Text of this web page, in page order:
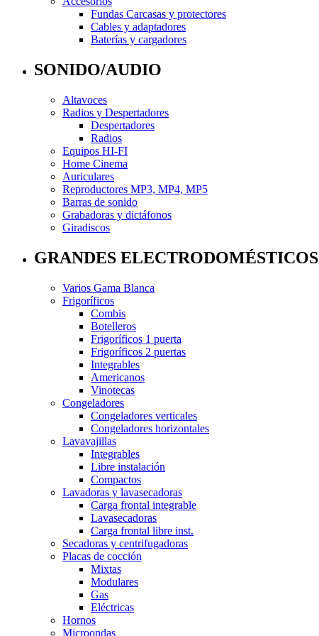
Fundas Carcasas y protectores
Cables y adaptadores
Baterías y cargadores
SONIDO/AUDIO
Altavoces
Radios y Despertadores
Despertadores
Radios
Equipos HI-FI
Home Cinema
Auriculares
Reproductores MP3, MP4, MP5
Barras de sonido
Grabadoras y dictáfonos
Giradiscos
GRANDES ELECTRODOMÉSTICOS
Varios Gama Blanca
Frigoríficos
Combis
Botelleros
Frigoríficos 1 puerta
Frigoríficos 2 puertas
Integrables
Americanos
Vinotecas
Congeladores
Congeladores verticales
Congeladores horizontales
Lavavajillas
Integrables
Libre instalación
Compactos
Lavadoras y lavasecadoras
Carga frontal integrable
Lavasecadoras
Carga frontal libre inst.
Secadoras y centrifugadoras
Placas de cocción
Mixtas
Modulares
Gas
Eléctricas
Hornos
Microondas